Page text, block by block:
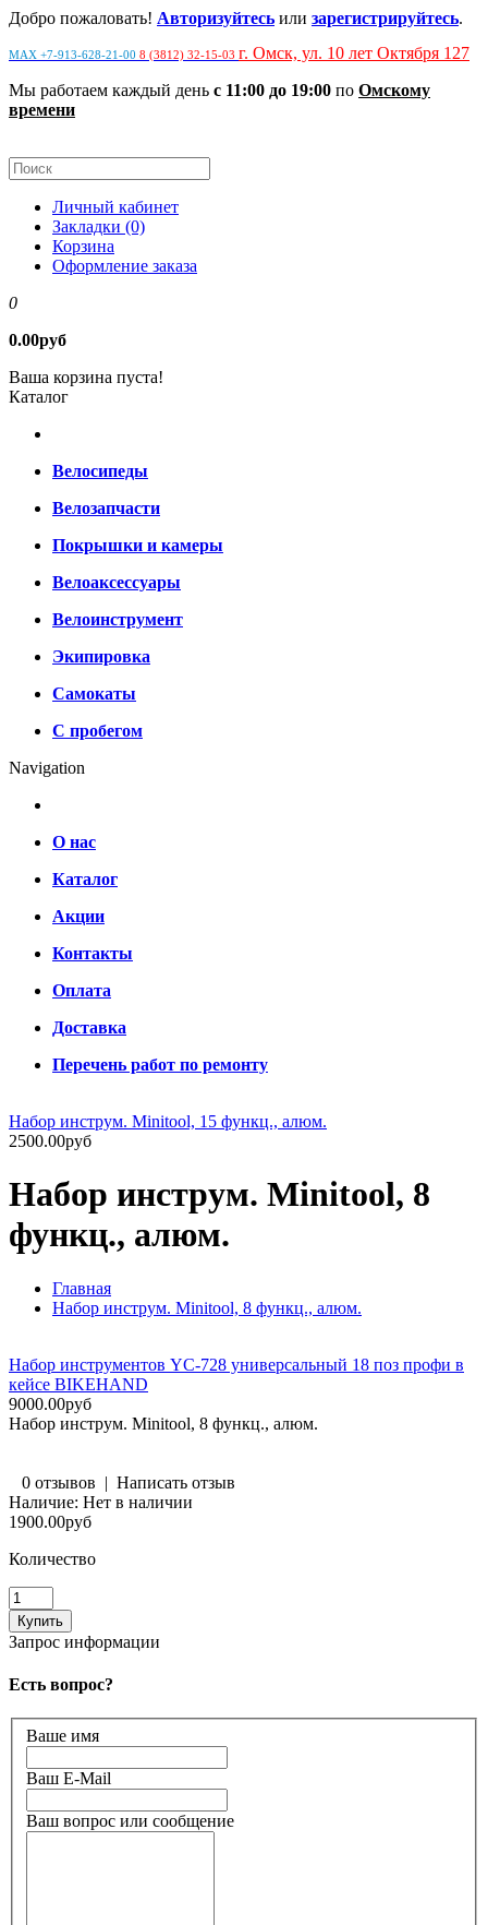
Добро пожаловать! Авторизуйтесь или зарегистрируйтесь.
MAX +7-913-628-21-00 8 (3812) 32-15-03 г. Омск, ул. 10 лет Октября 127
Мы работаем каждый день с 11:00 до 19:00 по Омскому
времени
Личный кабинет
Закладки (0)
Корзина
Оформление заказа
0
0.00руб
Ваша корзина пуста!
Каталог
Велосипеды
Велозапчасти
Покрышки и камеры
Велоаксессуары
Велоинструмент
Экипировка
Самокаты
С пробегом
Navigation
О нас
Каталог
Акции
Контакты
Оплата
Доставка
Перечень работ по ремонту
Набор инструм. Minitool, 15 функц., алюм.
2500.00руб
Набор инструм. Minitool, 8
функц., алюм.
Главная
Набор инструм. Minitool, 8 функц., алюм.
Набор инструментов YC-728 универсальный 18 поз профи в
кейсе BIKEHAND
9000.00руб
Набор инструм. Minitool, 8 функц., алюм.
0 отзывов | Написать отзыв
Наличие: Нет в наличии
1900.00руб
Количество
Запрос информации
Есть вопрос?
Ваше имя
Ваш E-Mail
Ваш вопрос или сообщение